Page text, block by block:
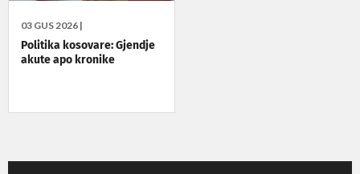
03 GUS 2026 |
Politika kosovare: Gjendje
akute apo kronike